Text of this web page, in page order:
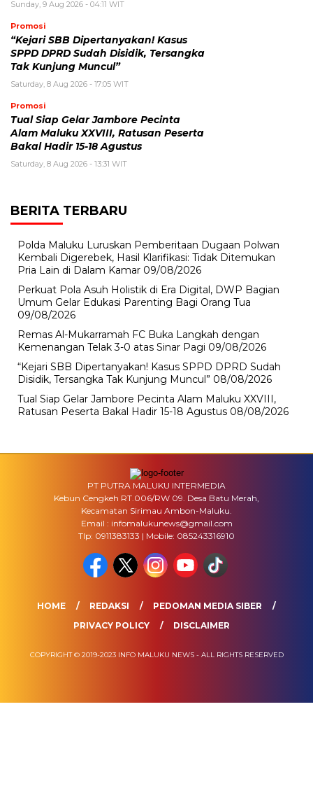
Sunday, 9 Aug 2026 - 04:11 WIT
Promosi
“Kejari SBB Dipertanyakan! Kasus
SPPD DPRD Sudah Disidik, Tersangka
Tak Kunjung Muncul”
Saturday, 8 Aug 2026 - 17:05 WIT
Promosi
Tual Siap Gelar Jambore Pecinta
Alam Maluku XXVIII, Ratusan Peserta
Bakal Hadir 15-18 Agustus
Saturday, 8 Aug 2026 - 13:31 WIT
BERITA TERBARU
Polda Maluku Luruskan Pemberitaan Dugaan Polwan
Kembali Digerebek, Hasil Klarifikasi: Tidak Ditemukan
Pria Lain di Dalam Kamar 09/08/2026
Perkuat Pola Asuh Holistik di Era Digital, DWP Bagian
Umum Gelar Edukasi Parenting Bagi Orang Tua
09/08/2026
Remas Al-Mukarramah FC Buka Langkah dengan
Kemenangan Telak 3-0 atas Sinar Pagi 09/08/2026
“Kejari SBB Dipertanyakan! Kasus SPPD DPRD Sudah
Disidik, Tersangka Tak Kunjung Muncul” 08/08/2026
Tual Siap Gelar Jambore Pecinta Alam Maluku XXVIII,
Ratusan Peserta Bakal Hadir 15-18 Agustus 08/08/2026
PT PUTRA MALUKU INTERMEDIA
Kebun Cengkeh RT.006/RW 09. Desa Batu Merah,
Kecamatan Sirimau Ambon-Maluku.
Email : infomalukunews@gmail.com
Tlp: 0911383133 | Mobile: 085243316910
HOME REDAKSI
PEDOMAN MEDIA SIBER
PRIVACY POLICY
DISCLAIMER
COPYRIGHT © 2019-2023 INFO MALUKU NEWS - ALL RIGHTS RESERVED